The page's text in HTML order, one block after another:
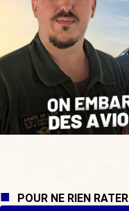
POUR NE RIEN RATER